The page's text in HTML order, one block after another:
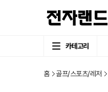
카테고리
홈 골프/스포츠/레저